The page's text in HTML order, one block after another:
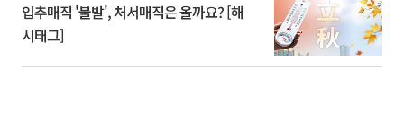
입추매직 '불발', 처서매직은 올까요? [해
시태그]